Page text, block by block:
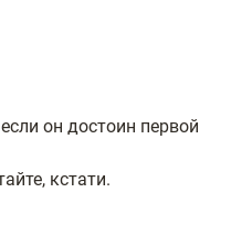
он достоин первой
кстати.